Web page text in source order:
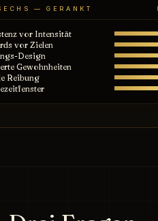
— GERANKT
vor Intensität
vor Zielen
Design
Gewohnheiten
Reibung